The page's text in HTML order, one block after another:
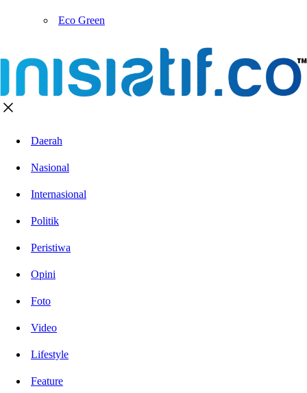
Eco Green
Daerah
Nasional
Internasional
Politik
Peristiwa
Opini
Foto
Video
Lifestyle
Feature